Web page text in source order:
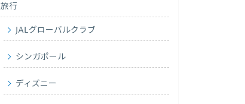
旅行
JALグローバルクラブ
シンガポール
ディズニー